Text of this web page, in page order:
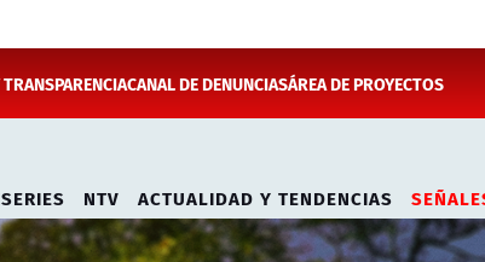
CANAL DE DENUNCIASÁREA DE PROYECTOS
NTV ACTUALIDAD Y TENDENCIAS